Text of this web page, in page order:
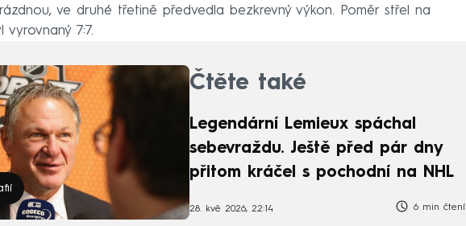
ve druhé třetině předvedla bezkrevný výkon. Poměr střel na
vyrovnaný 7:7.
Čtěte také
Legendární Lemieux spáchal
sebevraždu. Ještě před pár dny
přitom kráčel s pochodní na NHL
28. kvě 2026, 22:14 6 min čtení